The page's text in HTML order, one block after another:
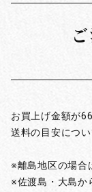
お買上げ金額が
送料の目安につ
※離島地区の場合
※佐渡島・大島か